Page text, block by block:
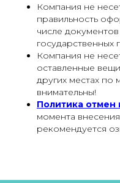
Компания не
правильность
числе
государственных
Компания не
оставленные
других местах по
внимательны!
Политика отмен
момента
рекомендуется